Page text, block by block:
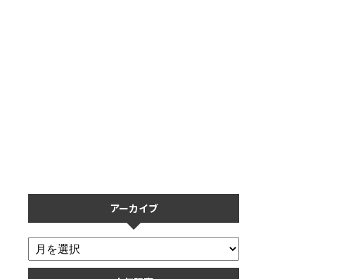
A】タッチペン導入
がる？実際に使用し
アーカイブ